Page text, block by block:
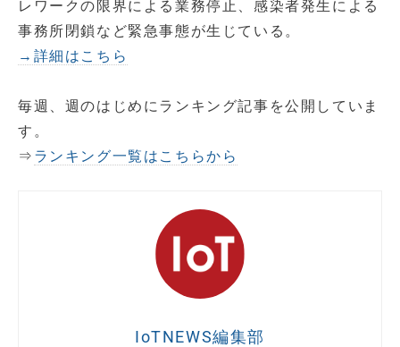
レワークの限界による業務停止、感染者発生による
事務所閉鎖など緊急事態が生じている。
→詳細はこちら
毎週、週のはじめにランキング記事を公開していま
す。
⇒ ランキング一覧はこちらから
IoTNEWS編集部